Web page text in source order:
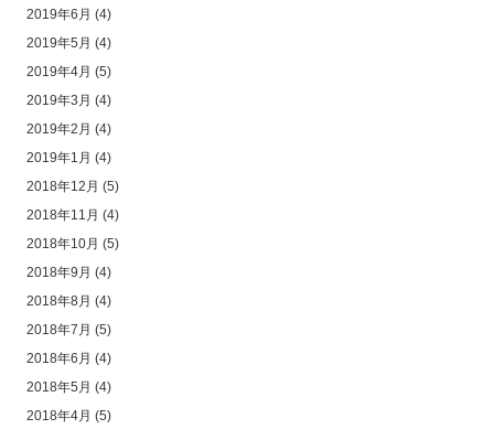
2019年6月 (4)
2019年5月 (4)
2019年4月 (5)
2019年3月 (4)
2019年2月 (4)
2019年1月 (4)
2018年12月 (5)
2018年11月 (4)
2018年10月 (5)
2018年9月 (4)
2018年8月 (4)
2018年7月 (5)
2018年6月 (4)
2018年5月 (4)
2018年4月 (5)